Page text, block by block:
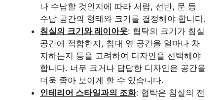
나 수납할 것인지에 따라 서랍, 선반, 문 등
수납 공간의 형태와 크기를 결정해야 합니다.
침실의 크기와 레이아웃: 협탁의 크기가 침실
공간에 적합한지, 침대 옆 공간을 얼마나 차
지하는지 등을 고려하여 디자인을 선택해야
합니다. 너무 크거나 답답한 디자인은 공간을
더욱 좁아 보이게 할 수 있습니다.
인테리어 스타일과의 조화: 협탁은 침실의 전